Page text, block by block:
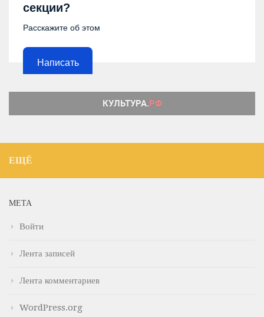
секции?
Расскажите об этом
Написать
ЕЩЁ
МЕТА
Войти
Лента записей
Лента комментариев
WordPress.org